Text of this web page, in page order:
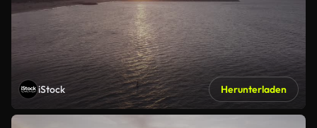
iStock Herunterladen